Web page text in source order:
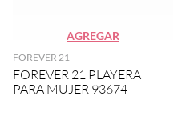
AGREGAR
FOREVER 21
FOREVER 21 PLAYERA
PARA MUJER 93674